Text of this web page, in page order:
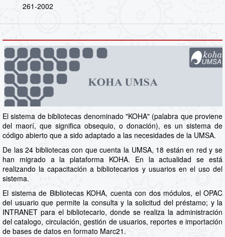
261-2002
El sistema de bibliotecas denominado "KOHA" (palabra que proviene
del maorí, que significa obsequio, o donación), es un sistema de
código abierto que a sido adaptado a las necesidades de la UMSA.
De las 24 bibliotecas con que cuenta la UMSA, 18 están en red y se
han migrado a la plataforma KOHA. En la actualidad se está
realizando la capacitación a bibliotecarios y usuarios en el uso del
sistema.
El sistema de Bibliotecas KOHA, cuenta con dos módulos, el OPAC
del usuario que permite la consulta y la solicitud del préstamo; y la
INTRANET para el bibliotecario, donde se realiza la administración
del catalogo, circulación, gestión de usuarios, reportes e importación
de bases de datos en formato Marc21.